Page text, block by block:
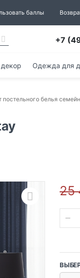
баллы
+7
Одежда для
постельного белья
25